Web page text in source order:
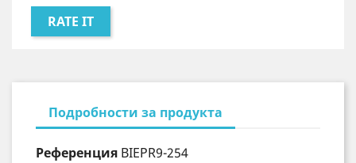
RATE IT
Подробности за продукта
Референция BIEPR9-254